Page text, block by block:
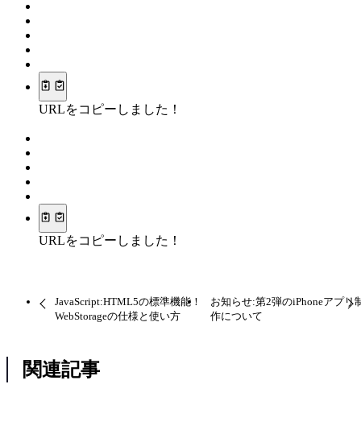
URLをコピーしました！
URLをコピーしました！
JavaScript:HTML5の標準機能！
WebStorageの仕様と使い方
お知らせ:第2弾のiPhoneアプリ
作について
関連記事